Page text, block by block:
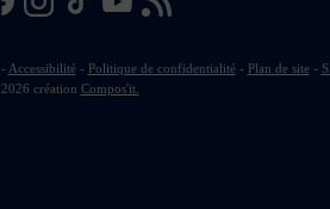
Accessibilité- Politique de confidentialité- Plan de site-
création Compos'it.